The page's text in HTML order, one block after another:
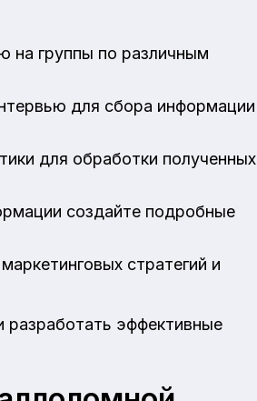
на группы по различным
для сбора информации
для обработки полученных
создайте подробные
стратегий и
эффективные